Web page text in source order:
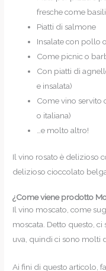
fresche come
Piatti di salmone
Insalate con pollo
Come picnic o
Con piatti di
e insalata)
Come vino servito
o italiana)
…e molto altro!
Il vino rosato è delizioso
delizioso cioccolato
¿Come viene prodotto
Il vino moscato, come
moscata. Detto questo,
uva, quindi ci sono molti
Ai fini di questo articolo,